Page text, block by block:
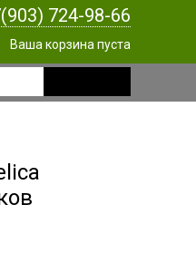
724-98-66
Ваша корзина пуста